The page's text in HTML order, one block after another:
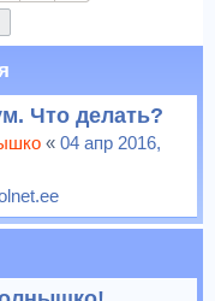
Что делать?
« 04 апр 2016,